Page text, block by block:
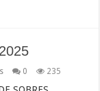
0 235